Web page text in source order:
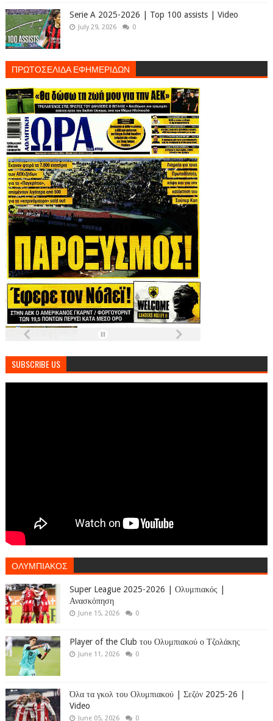
Serie A 2025-2026 | Top 100 assists | Video
July 29, 2026 0
ΠΡΩΤΟΣΕΛΙΔΑ ΕΦΗΜΕΡΙΔΩΝ
SUBSCRIBE US
ΟΛΥΜΠΙΑΚΟΣ
Super League 2025-2026 | Ολυμπιακός |
Ανασκόπηση
June 15, 2026 0
Player of the Club του Ολυμπιακού ο Τζολάκης
June 11, 2026 0
Όλα τα γκολ του Ολυμπιακού | Σεζόν 2025-26 |
Video
June 05, 2026 0